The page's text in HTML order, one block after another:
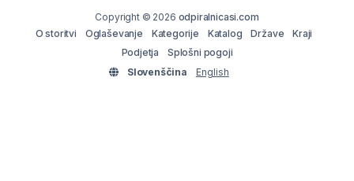
Copyright © 2026 odpiralnicasi.com
O storitvi
Oglaševanje Kategorije Katalog Države
Kraji
Podjetja
Splošni pogoji
Slovenščina
English